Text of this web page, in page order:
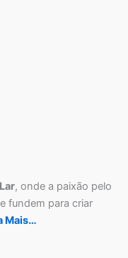
, onde a paixão pelo
fundem para criar
Mais…